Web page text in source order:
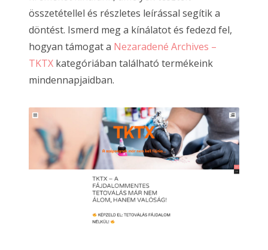
összetétellel és részletes leírással segítik a
döntést. Ismerd meg a kínálatot és fedezd fel,
hogyan támogat a Nezaradené Archives –
TKTX kategóriában található termékeink
mindennapjaidban.